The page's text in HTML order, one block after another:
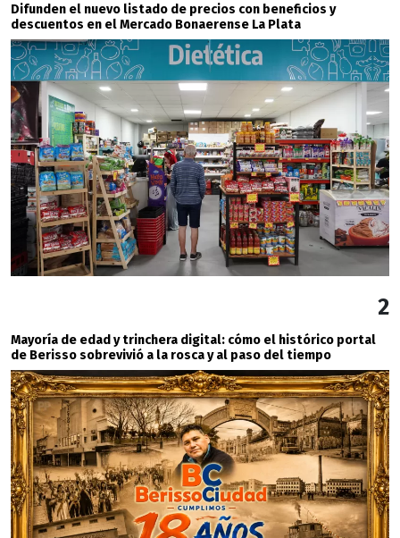
Difunden el nuevo listado de precios con beneficios y
descuentos en el Mercado Bonaerense La Plata
2
Mayoría de edad y trinchera digital: cómo el histórico portal
de Berisso sobrevivió a la rosca y al paso del tiempo